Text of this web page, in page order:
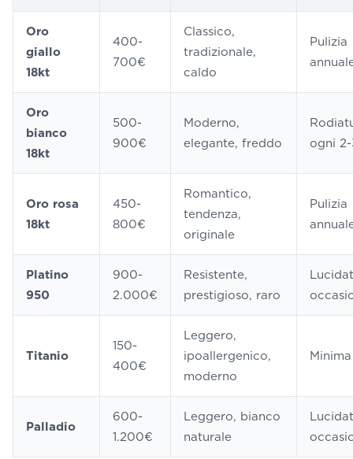
Oro
giallo
18kt
400-
700€
Classico,
tradizionale,
caldo
Pulizia
Oro
bianco
18kt
500-
900€
Moderno,
elegante, freddo
ogni
Oro rosa
18kt
450-
800€
Romantico,
tendenza,
originale
Pulizia
Platino
950
900-
2.000€
Resistente,
prestigioso, raro
Titanio
150-
400€
Leggero,
ipoallergenico,
moderno
Minima
Palladio
600-
1.200€
Leggero, bianco
naturale